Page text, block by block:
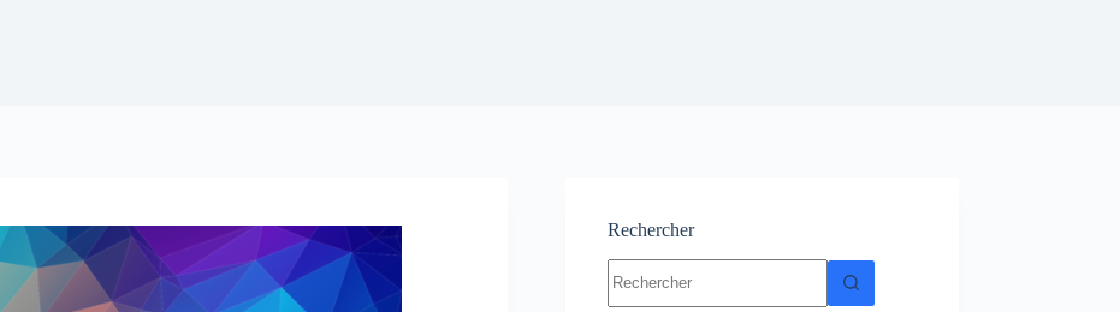
Rechercher
résultat